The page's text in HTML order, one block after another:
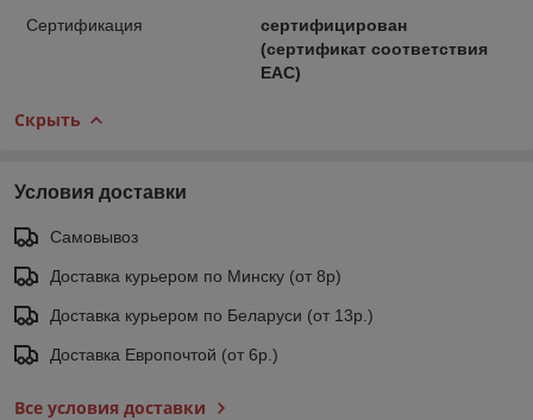
Сертификация
сертифицирован
(сертификат соответствия
ЕАС)
Скрыть
Условия доставки
Самовывоз
Доставка курьером по Минску (от 8р)
Доставка курьером по Беларуси (от 13р.)
Доставка Европочтой (от 6р.)
Все условия доставки